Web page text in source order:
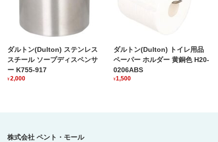
ダルトン(Dulton) ステンレス
スチール ソープディスペンサ
ー K755-917
¥2,000
ダルトン(Dulton) トイレ用品
ペーパー ホルダー 黄銅色 H20-
0206ABS
¥1,500
株式会社 ペント・モール